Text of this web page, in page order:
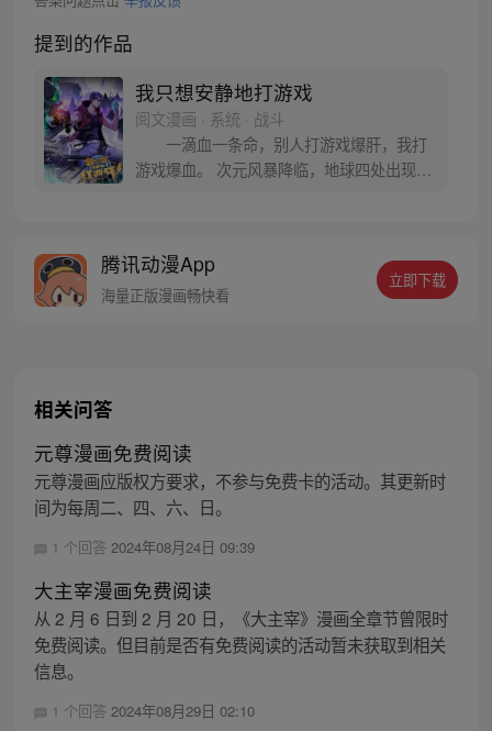
提到的作品
我只想安静地打游戏
阅文漫画 · 系统 · 战斗
一滴血一条命，别人打游戏爆肝，我打
游戏爆血。 次元风暴降临，地球四处出现了
本，别人拿命去冒险，我却拼命打游戏。
腾讯动漫App
海量正版漫画畅快看
立即下载
相关问答
元尊漫画免费阅读
元尊漫画应版权方要求，不参与免费卡的活动。其更新时
间为每周二、四、六、日。
1 个回答 2024年08月24日 09:39
大主宰漫画免费阅读
从 2 月 6 日到 2 月 20 日，《大主宰》漫画全章节曾限时
免费阅读。但目前是否有免费阅读的活动暂未获取到相关
信息。
1 个回答 2024年08月29日 02:10